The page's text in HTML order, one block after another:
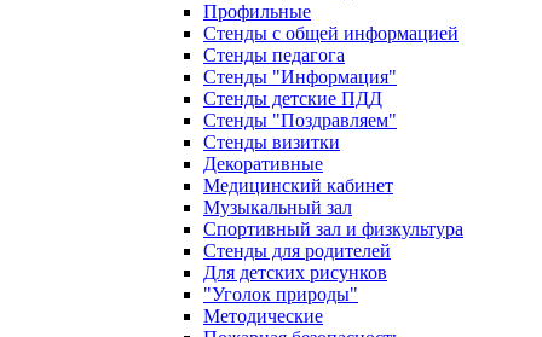
Профильные
Стенды с общей информацией
Стенды педагога
Стенды "Информация"
Стенды детские ПДД
Стенды "Поздравляем"
Стенды визитки
Декоративные
Медицинский кабинет
Музыкальный зал
Спортивный зал и физкультура
Стенды для родителей
Для детских рисунков
"Уголок природы"
Методические